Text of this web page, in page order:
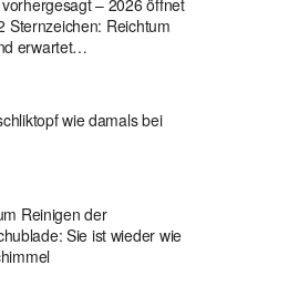
– 2026 öffnet
Sternzeichen: Reichtum
erwartet…
wie damals bei
Reinigen der
Sie ist wieder wie